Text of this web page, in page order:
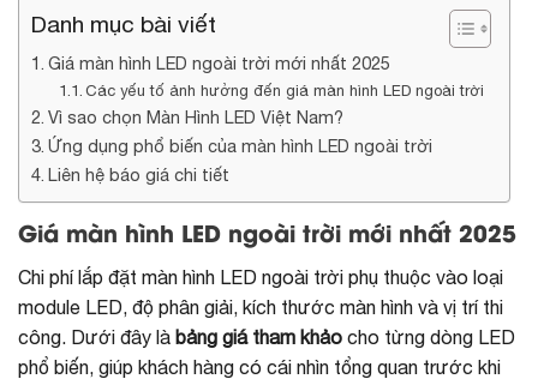
Danh mục bài viết
Giá màn hình LED ngoài trời mới nhất 2025
Các yếu tố ảnh hưởng đến giá màn hình LED ngoài trời
Vì sao chọn Màn Hình LED Việt Nam?
Ứng dụng phổ biến của màn hình LED ngoài trời
Liên hệ báo giá chi tiết
Giá màn hình LED ngoài trời mới nhất 2025
Chi phí lắp đặt màn hình LED ngoài trời phụ thuộc vào loại
module LED, độ phân giải, kích thước màn hình và vị trí thi
công. Dưới đây là bảng giá tham khảo cho từng dòng LED
phổ biến, giúp khách hàng có cái nhìn tổng quan trước khi